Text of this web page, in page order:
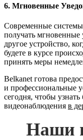
6. Мгновенные
Современные
получать
другое устройство,
будете в курсе
принять меры
Belkanet готова
и профессиональные
сегодня, чтобы
видеонаблюдения в
Наши